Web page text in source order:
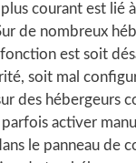
courant est lié
de nombreux
est soit
soit mal
des hébergeurs
activer
le panneau de